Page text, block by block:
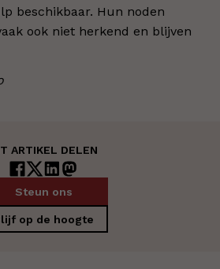
beschikbaar. Hun noden
ook niet herkend en blijven
ARTIKEL DELEN
Steun ons
op de hoogte